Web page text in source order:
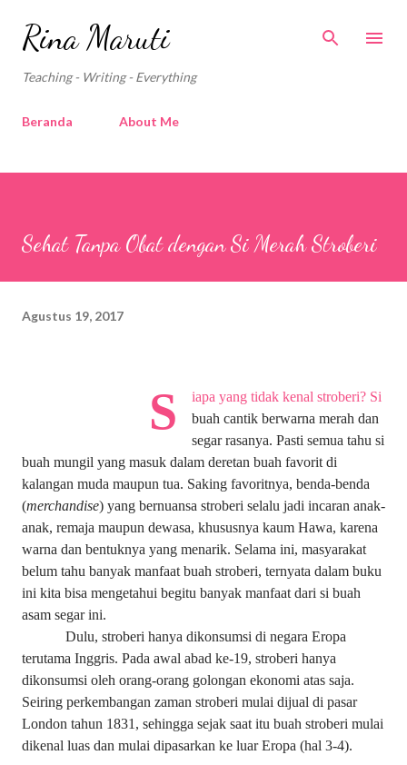
Rina Maruti
Teaching - Writing - Everything
Beranda About Me
Sehat Tanpa Obat dengan Si Merah Stroberi
Agustus 19, 2017
S
iapa yang tidak kenal stroberi? Si
buah cantik berwarna merah dan
segar rasanya. Pasti semua tahu si
buah mungil yang masuk dalam deretan buah favorit di
kalangan muda maupun tua. Saking favoritnya, benda-benda
(merchandise) yang bernuansa stroberi selalu jadi incaran anak-
anak, remaja maupun dewasa, khususnya kaum Hawa, karena
warna dan bentuknya yang menarik. Selama ini, masyarakat
belum tahu banyak manfaat buah stroberi, ternyata dalam buku
ini kita bisa mengetahui begitu banyak manfaat dari si buah
asam segar ini.
Dulu, stroberi hanya dikonsumsi di negara Eropa
terutama Inggris. Pada awal abad ke-19, stroberi hanya
dikonsumsi oleh orang-orang golongan ekonomi atas saja.
Seiring perkembangan zaman stroberi mulai dijual di pasar
London tahun 1831, sehingga sejak saat itu buah stroberi mulai
dikenal luas dan mulai dipasarkan ke luar Eropa (hal 3-4).